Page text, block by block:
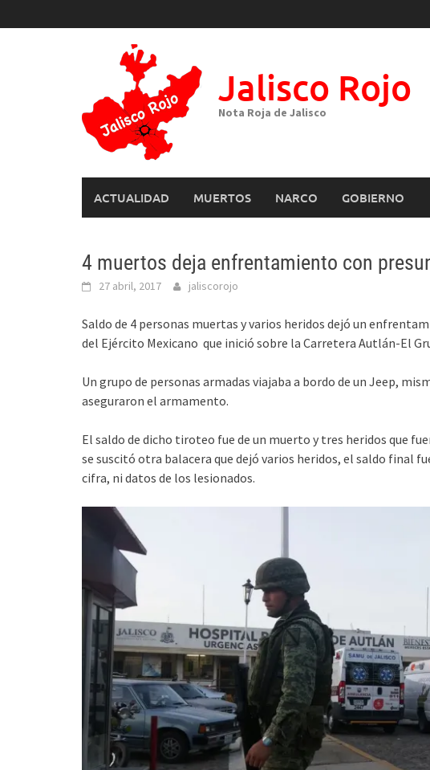
to
Jalisco Rojo
Nota Roja de Jalisco
ACTUALIDAD MUERTOS NARCO GOBIERNO
4 muertos deja enfrentamiento con
27 abril, 2017 jaliscorojo
Saldo de 4 personas muertas y varios heridos dejó un
del Ejército Mexicano que inició sobre la Carretera Autlán-El
Un grupo de personas armadas viajaba a bordo de un Jeep,
aseguraron el armamento.
El saldo de dicho tiroteo fue de un muerto y tres heridos que
se suscitó otra balacera que dejó varios heridos, el saldo final
cifra, ni datos de los lesionados.